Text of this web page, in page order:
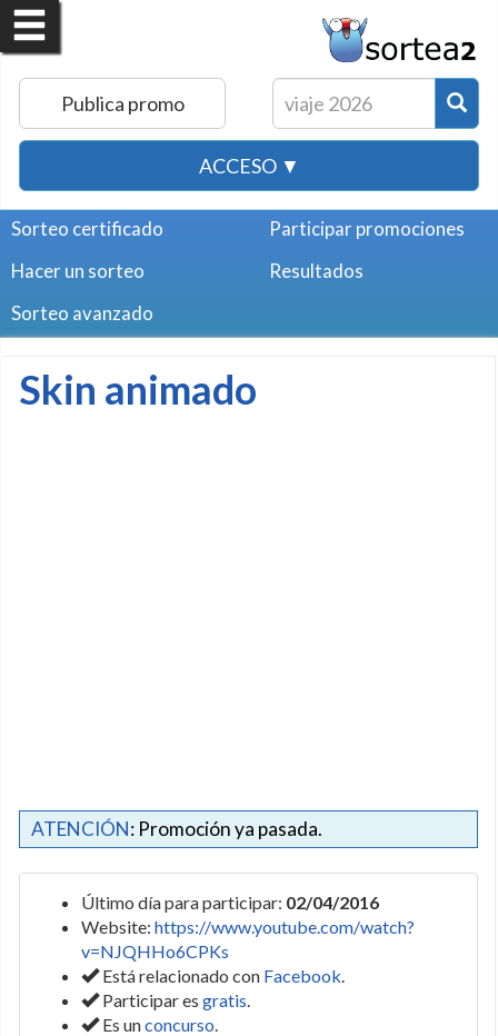
Publica promo
ACCESO ▼
Sorteo certificado
Hacer un sorteo
Sorteo avanzado
Participar promociones
Resultados
Skin animado
ATENCIÓN: Promoción ya pasada.
Último día para participar: 02/04/2016
Website: https://www.youtube.com/watch?
v=NJQHHo6CPKs
Está relacionado con Facebook.
Participar es gratis.
Es unconcurso.